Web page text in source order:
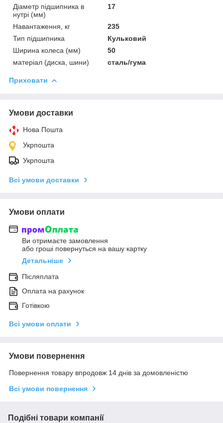
Діаметр підшипника в
нутрі (мм)
17
Навантаження, кг
235
Тип підшипника
Кульковий
Ширина колеса (мм)
50
матеріал (диска, шини)
сталь/гума
Приховати
Умови доставки
Нова Пошта
Укрпошта
Укрпошта
Всі умови доставки
Умови оплати
Ви отримаєте замовлення
або гроші повернуться на вашу картку
Детальніше
Післяплата
Оплата на рахунок
Готівкою
Всі умови оплати
Умови повернення
Повернення товару впродовж 14 днів за домовленістю
Всі умови повернення
Подібні товари компанії